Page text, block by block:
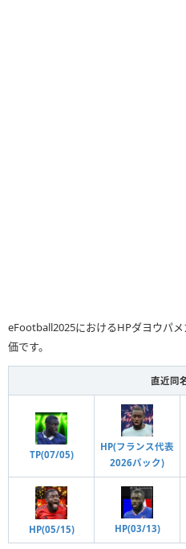
eFootball2025におけるHPダヨウパ
価です。
直近同
TP(07/05)
HP(フランス代表
2026パック)
HP(05/15) HP(03/13)